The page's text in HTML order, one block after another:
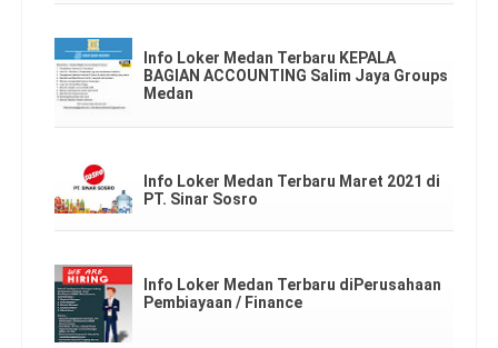
Info Loker Medan Terbaru KEPALA
BAGIAN ACCOUNTING Salim Jaya Groups
Medan
Info Loker Medan Terbaru Maret 2021 di
PT. Sinar Sosro
Info Loker Medan Terbaru diPerusahaan
Pembiayaan / Finance